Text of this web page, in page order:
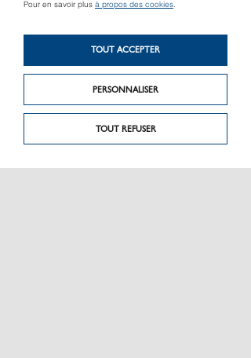
Pour en savoir plus à propos des cookies.
TOUT REFUSER
PERSONNALISER
TOUT ACCEPTERCannauto ø 20